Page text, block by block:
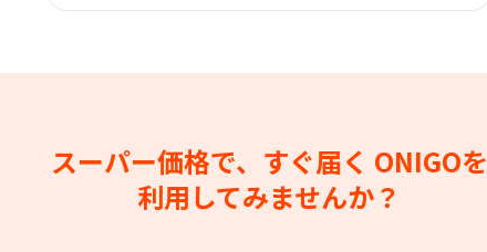
スーパー価格で、すぐ届く ONIGOを
利用してみませんか？